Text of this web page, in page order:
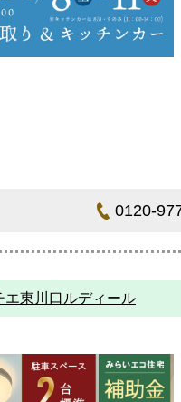
0120-
エ東川口ルディール